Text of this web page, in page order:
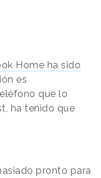
Home ha sido
es
que lo
ha tenido que
pronto para